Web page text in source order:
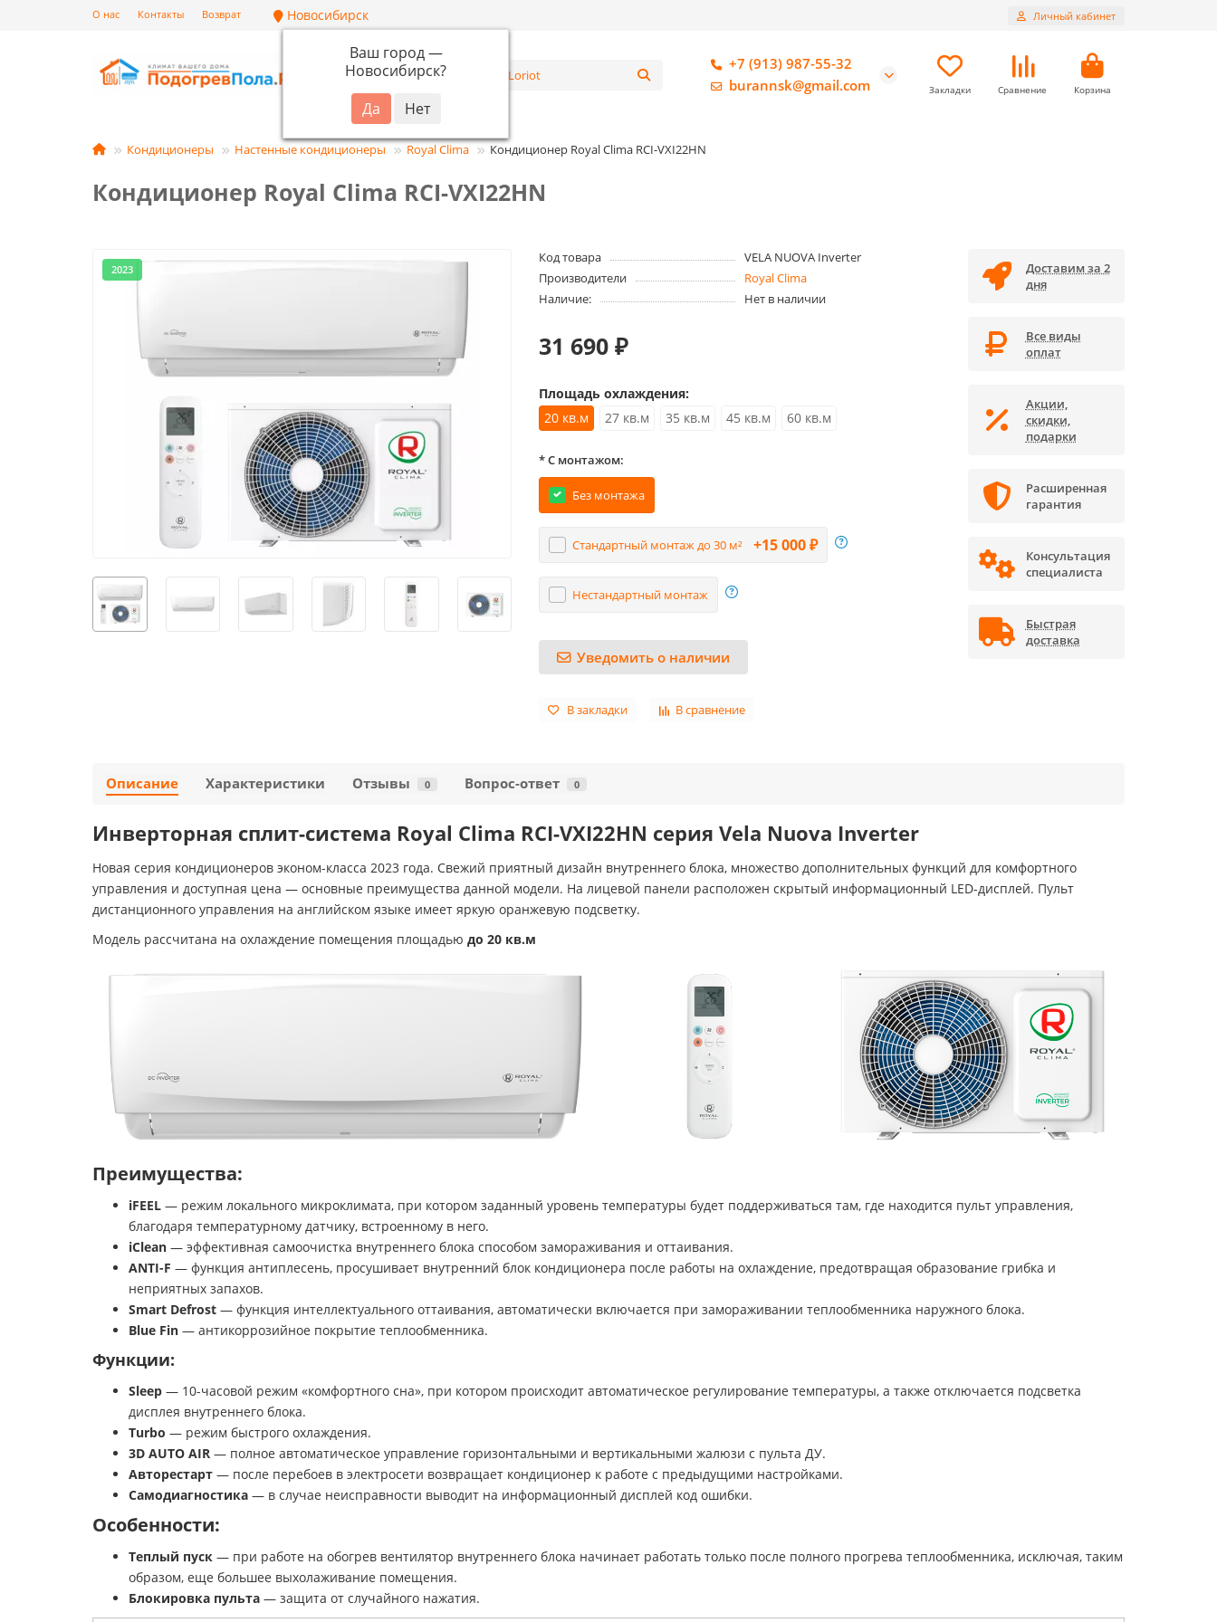
О нас Контакты Возврат Новосибирск
Ваш город —
Новосибирск?
Личный кабинет
Каталог
+7 (913) 987-55-32
burannsk@gmail.com
Закладки Сравнение Корзина
Кондиционеры Настенные кондиционеры Royal Clima Кондиционер Royal Clima RCI-VXI22HN
Кондиционер Royal Clima RCI-VXI22HN
2023
Код товара
VELA NUOVA Inverter
Производители
Royal Clima
Наличие:
Нет в наличии
31 690 ₽
Площадь охлаждения:
20 кв.м
27 кв.м 35 кв.м 45 кв.м 60 кв.м
* С монтажом:
Без монтажа
Стандартный монтаж до 30 м²+15 000 ₽
Нестандартный монтаж
Уведомить о наличии
В закладки В сравнение
Доставим за 2
дня
Все виды
оплат
Акции,
скидки,
подарки
Расширенная
гарантия
Консультация
специалиста
Быстрая
доставка
Описание Характеристики Отзывы 0 Вопрос-ответ 0
Инверторная сплит-система Royal Clima RCI-VXI22HN серия Vela Nuova Inverter
Новая серия кондиционеров эконом-класса 2023 года. Свежий приятный дизайн внутреннего блока, множество дополнительных функций для комфортного
управления и доступная цена — основные преимущества данной модели. На лицевой панели расположен скрытый информационный LED-дисплей. Пульт
дистанционного управления на английском языке имеет яркую оранжевую подсветку.
Модель рассчитана на охлаждение помещения площадью до 20 кв.м
Преимущества:
iFEEL — режим локального микроклимата, при котором заданный уровень температуры будет поддерживаться там, где находится пульт управления,
благодаря температурному датчику, встроенному в него.
iClean — эффективная самоочистка внутреннего блока способом замораживания и оттаивания.
ANTI-F — функция антиплесень, просушивает внутренний блок кондиционера после работы на охлаждение, предотвращая образование грибка и
неприятных запахов.
Smart Defrost — функция интеллектуального оттаивания, автоматически включается при замораживании теплообменника наружного блока.
Blue Fin — антикоррозийное покрытие теплообменника.
Функции:
Sleep — 10-часовой режим «комфортного сна», при котором происходит автоматическое регулирование температуры, а также отключается подсветка
дисплея внутреннего блока.
Turbo — режим быстрого охлаждения.
3D AUTO AIR — полное автоматическое управление горизонтальными и вертикальными жалюзи с пульта ДУ.
Авторестарт — после перебоев в электросети возвращает кондиционер к работе с предыдущими настройками.
Самодиагностика — в случае неисправности выводит на информационный дисплей код ошибки.
Особенности:
Теплый пуск — при работе на обогрев вентилятор внутреннего блока начинает работать только после полного прогрева теплообменника, исключая, таким
образом, еще большее выхолаживание помещения.
Блокировка пульта — защита от случайного нажатия.